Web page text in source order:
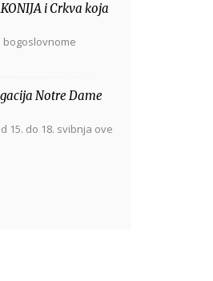
i Crkva koja
bogoslovnome
u Zagrebu, Vlaška
Notre Dame
15. do 18. svibnja ove